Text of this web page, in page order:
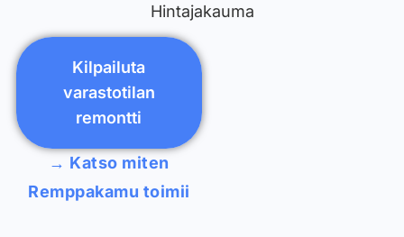
Hintajakauma
Kilpailuta
varastotilan
remontti
→ Katso miten
Remppakamu toimii